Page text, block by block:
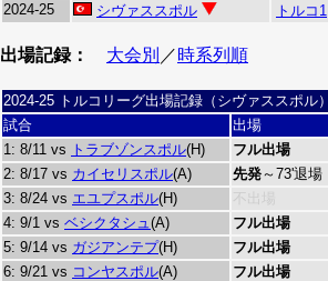
2024-25
シヴァススポル トルコ1
出場記録： 大会別 ／時系列順
2024-25 トルコリーグ出場記録（シヴァススポル）
試合
出場
1: 8/11 vs トラブゾンスポル(H) フル出場
2: 8/17 vs カイセリスポル(A) 先発～73'退場
3: 8/24 vs エユプスポル(H) 不出場
4: 9/1 vs ベシクタシュ(A) フル出場
5: 9/14 vs ガジアンテプ(H) フル出場
6: 9/21 vs コンヤスポル(A) フル出場